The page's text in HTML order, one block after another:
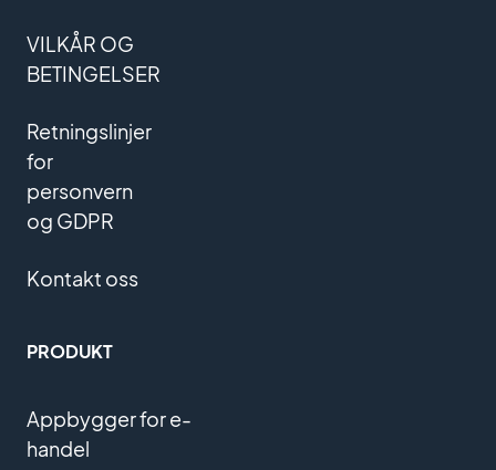
VILKÅR OG
BETINGELSER
Retningslinjer
for
personvern
og GDPR
Kontakt oss
PRODUKT
Appbygger for e-
handel